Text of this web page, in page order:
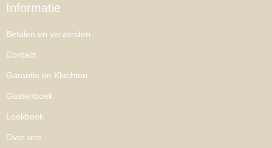
Informatie
Betalen en verzenden
Contact
Garantie en Klachten
Gastenboek
Lookbook
Over ons